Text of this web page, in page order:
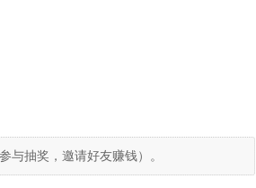
与抽奖，邀请好友赚钱）。